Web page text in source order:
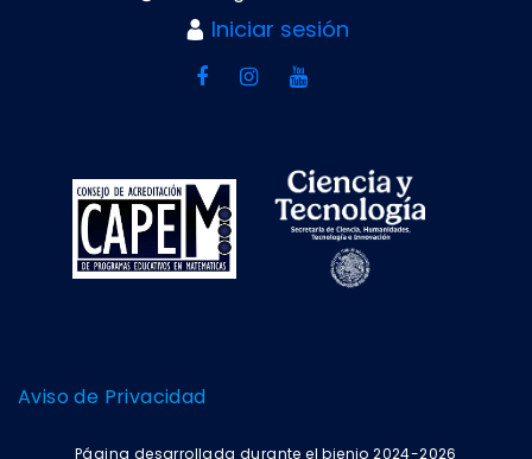
Iniciar sesión
Aviso de Privacidad
Página desarrollada durante el bienio 2024-2026